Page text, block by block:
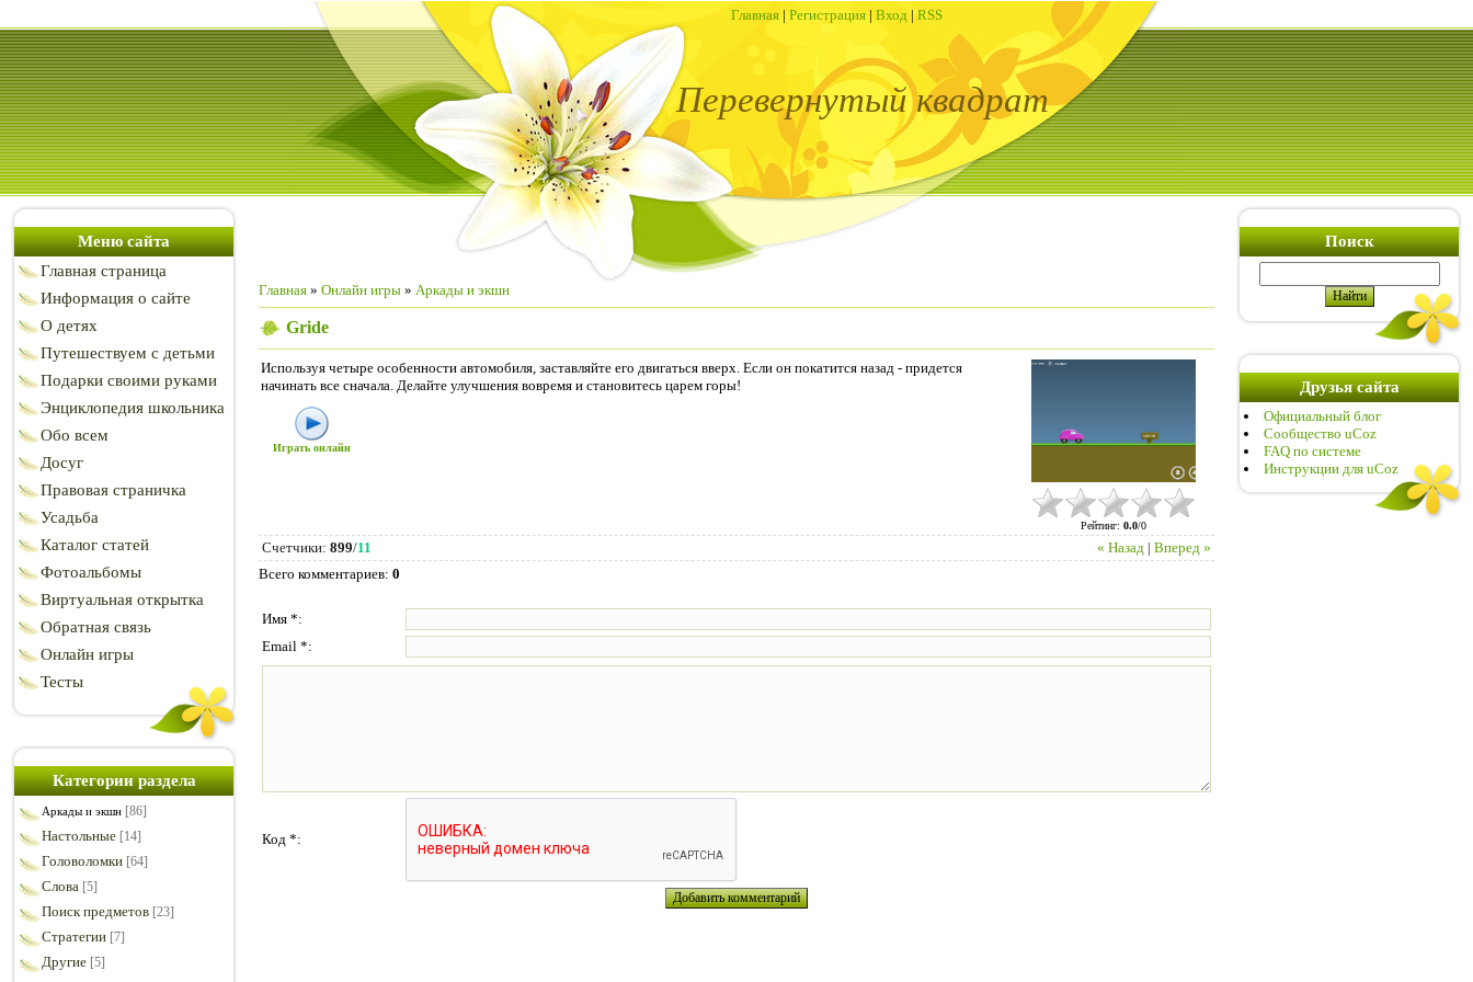
Главная | Регистрация | Вход | RSS
Перевернутый квадрат
Меню сайта
Главная страница
Информация о сайте
О детях
Путешествуем с детьми
Подарки своими руками
Энциклопедия школьника
Обо всем
Досуг
Правовая страничка
Усадьба
Каталог статей
Фотоальбомы
Виртуальная открытка
Обратная связь
Онлайн игры
Тесты
Категории раздела
Аркады и экшн [86]
Настольные [14]
Головоломки [64]
Слова [5]
Поиск предметов [23]
Стратегии [7]
Другие [5]
Главная » Онлайн игры » Аркады и экшн
Gride
Используя четыре особенности автомобиля, заставляйте его двигаться вверх. Если он покатится назад - придется
начинать все сначала. Делайте улучшения вовремя и становитесь царем горы!
Играть онлайн
Рейтинг: 0.0/0
« Назад | Вперед »
Счетчики: 899/11
Всего комментариев: 0
Имя *:
Email *:
Код *:
Поиск
Друзья сайта
Официальный блог
Сообщество uCoz
FAQ по системе
Инструкции для uCoz